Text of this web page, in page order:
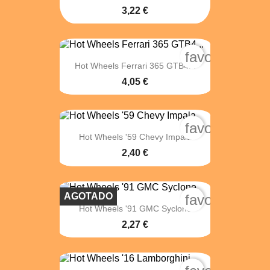
3,22 €
Hot Wheels Ferrari 365 GTB4...
4,05 €
Hot Wheels '59 Chevy Impala
2,40 €
Hot Wheels '91 GMC Syclone
2,27 €
AGOTADO